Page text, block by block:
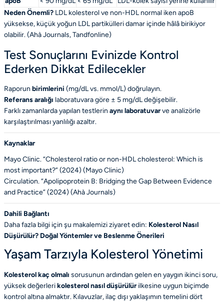
Neden Önemli? LDL kolesterol ve non-HDL normal iken apoB
yüksekse, küçük yoğun LDL partikülleri damar içinde hâlâ birikiyor
olabilir. (Ahà Journals,Tandfonline)
Test Sonuçlarını Evinizde Kontrol
Ederken Dikkat Edilecekler
Raporun birimlerini (mg/dL vs. mmol/L) doğrulayın.
Referans aralığı laboratuvara göre ± 5 mg/dL değişebilir.
Farklı zamanlarda yapılan testlerin aynı laboratuvarve analizörle
karşılaştırılması yanlılığı azaltır.
Kaynaklar
Mayo Clinic. “Cholesterol ratio or non-HDL cholesterol: Which is
most important?” (2024) (Mayo Clinic)
Circulation. “Apolipoprotein B: Bridging the Gap Between Evidence
and Practice” (2024) (Ahà Journals)
Dahili Bağlantı
Daha fazla bilgi için şu makalemizi ziyaret edin: Kolesterol Nasıl
Düşürülür? Doğal Yöntemler ve Beslenme Önerileri
Yaşam Tarzıyla Kolesterol Yönetimi
Kolesterol kaç olmalı sorusunun ardından gelen en yaygın ikinci soru,
yüksek değerlerikolesterol nasıl düşürülürilkesine uygun biçimde
kontrol altına almaktır. Kılavuzlar, ilaç dışı yaklaşımın temelini dört